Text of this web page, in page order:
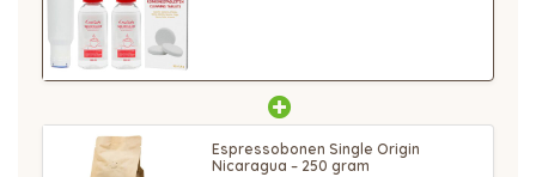
Espressobonen Single Origin
Nicaragua – 250 gram